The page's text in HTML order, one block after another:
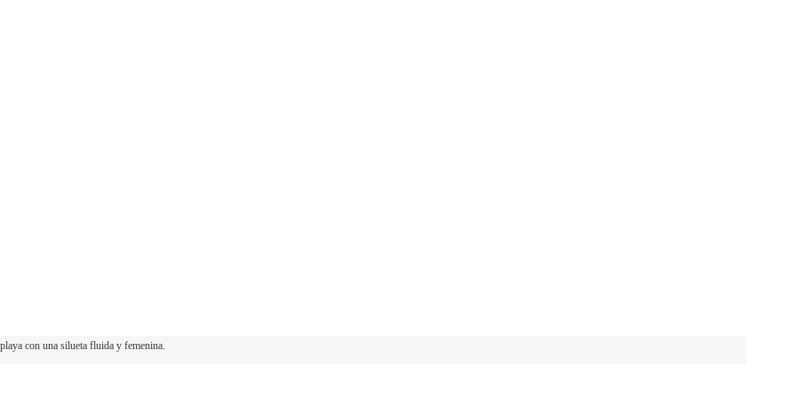
con una silueta fluida y femenina.
elegante ideal para climas cálidos.